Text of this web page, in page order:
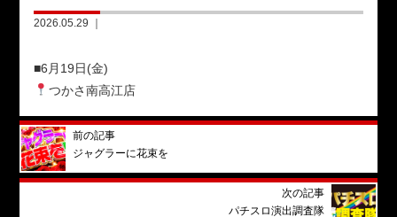
2026.05.29 ｜
■6月19日(金)
つかさ南高江店
前の記事
ジャグラーに花束を
次の記事
パチスロ演出調査隊